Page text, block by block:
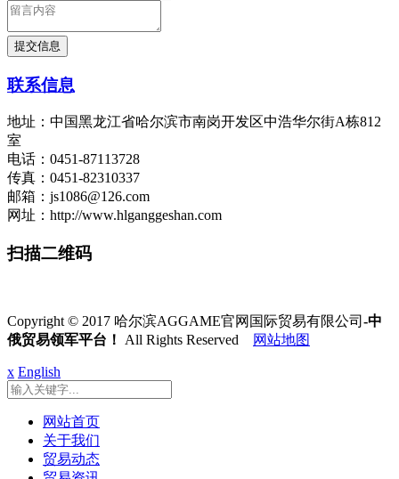
联系信息
地址：中国黑龙江省哈尔滨市南岗开发区中浩华尔街A栋812
室
电话：0451-87113728
传真：0451-82310337
邮箱：js1086@126.com
网址：http://www.hlganggeshan.com
扫描二维码
Copyright © 2017 哈尔滨AGGAME官网国际贸易有限公司 -中
俄贸易领军平台！
All Rights Reserved 网站地图
x English
网站首页
关于我们
贸易动态